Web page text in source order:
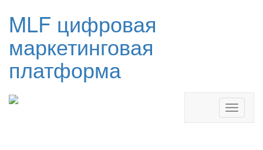
MLF цифровая
маркетинговая
платформа